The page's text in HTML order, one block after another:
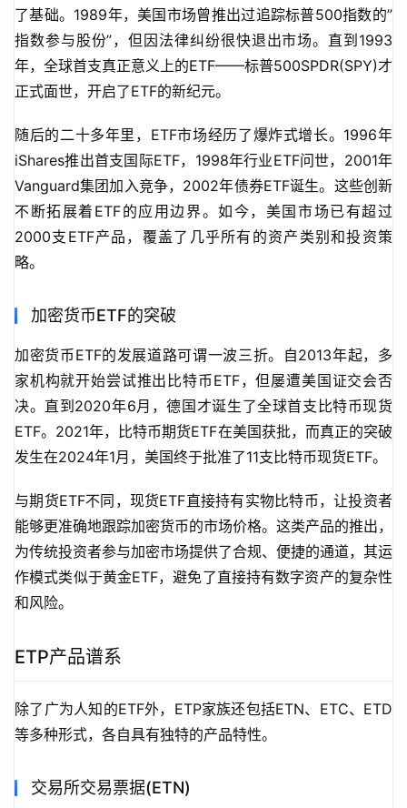
了基础。1989年，美国市场曾推出过追踪标普500指数的”
指数参与股份”，但因法律纠纷很快退出市场。直到1993
年，全球首支真正意义上的ETF——标普500SPDR(SPY)才
正式面世，开启了ETF的新纪元。
随后的二十多年里，ETF市场经历了爆炸式增长。1996年
iShares推出首支国际ETF，1998年行业ETF问世，2001年
Vanguard集团加入竞争，2002年债券ETF诞生。这些创新
不断拓展着ETF的应用边界。如今，美国市场已有超过
2000支ETF产品，覆盖了几乎所有的资产类别和投资策
略。
加密货币ETF的突破
加密货币ETF的发展道路可谓一波三折。自2013年起，多
家机构就开始尝试推出比特币ETF，但屡遭美国证交会否
决。直到2020年6月，德国才诞生了全球首支比特币现货
ETF。2021年，比特币期货ETF在美国获批，而真正的突破
发生在2024年1月，美国终于批准了11支比特币现货ETF。
与期货ETF不同，现货ETF直接持有实物比特币，让投资者
能够更准确地跟踪加密货币的市场价格。这类产品的推出，
为传统投资者参与加密市场提供了合规、便捷的通道，其运
作模式类似于黄金ETF，避免了直接持有数字资产的复杂性
和风险。
ETP产品谱系
除了广为人知的ETF外，ETP家族还包括ETN、ETC、ETD
等多种形式，各自具有独特的产品特性。
交易所交易票据(ETN)